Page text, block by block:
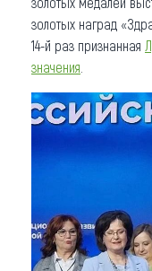
золотых наград
14-й раз признанная
значения